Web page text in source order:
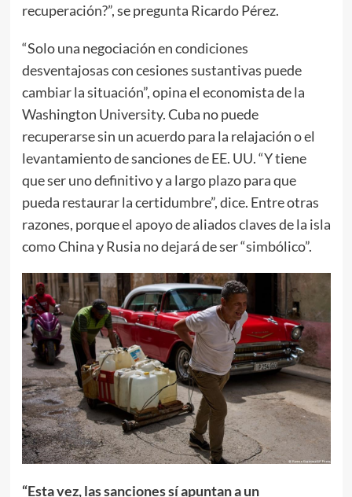
recuperación?”, se pregunta Ricardo Pérez.
“Solo una negociación en condiciones
desventajosas con cesiones sustantivas puede
cambiar la situación”, opina el economista de la
Washington University. Cuba no puede
recuperarse sin un acuerdo para la relajación o el
levantamiento de sanciones de EE. UU. “Y tiene
que ser uno definitivo y a largo plazo para que
pueda restaurar la certidumbre”, dice. Entre otras
razones, porque el apoyo de aliados claves de la isla
como China y Rusia no dejará de ser “simbólico”.
“Esta vez, las sanciones sí apuntan a un